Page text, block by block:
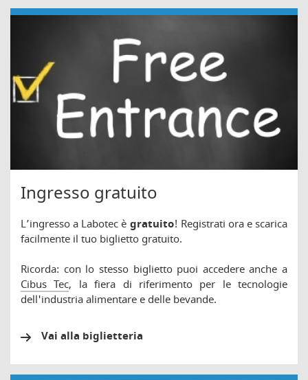
Ingresso gratuito
L’ingresso a Labotec è gratuito! Registrati ora e scarica
facilmente il tuo biglietto gratuito.
Ricorda: con lo stesso biglietto puoi accedere anche a
Cibus Tec, la fiera di riferimento per le tecnologie
dell'industria alimentare e delle bevande.
Vai alla biglietteria